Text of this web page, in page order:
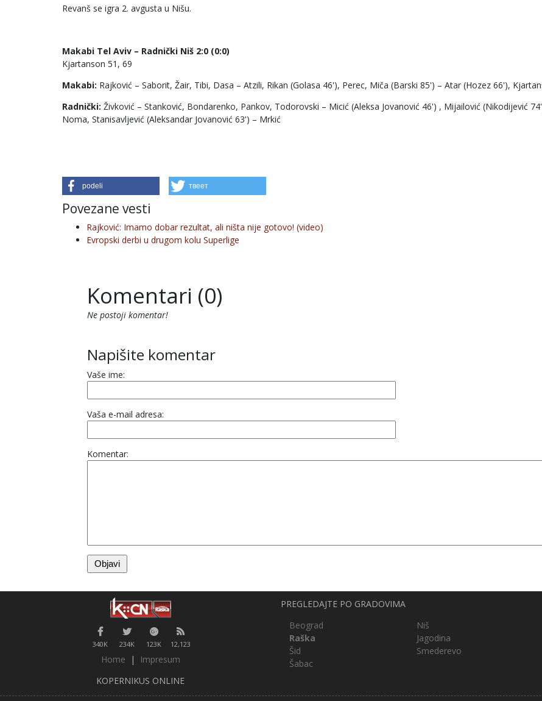
Revanš se igra 2. avgusta u Nišu.
Makabi Tel Aviv – Radnički Niš 2:0 (0:0)
Kjartanson 51, 69
Makabi: Rajković – Saborit, Žair, Tibi, Dasa – Atzili, Rikan (Golasa 46'), Perec, Miča (Barski 85') – Atar (Hozez 66'),
Radnički: Živković – Stanković, Bondarenko, Pankov, Todorovski – Micić (Aleksa Jovanović 46') , Mijailović (Nikodijević
Noma, Stanisavljević (Aleksandar Jovanović 63') – Mrkić
podeli твеет
Povezane vesti
Rajković: Imamo dobar rezultat, ali ništa nije gotovo! (video)
Evropski derbi u drugom kolu Superlige
Komentari (0)
Ne postoji komentar!
Napišite komentar
Vaše ime:
Vaša e-mail adresa:
Komentar:
340K 234K 123K 12,123
Home |
Impresum
KOPERNIKUS ONLINE
PREGLEDAJTE PO GRADOVIMA
Beograd
Niš
Raška
Jagodina
Šid
Smederevo
Šabac